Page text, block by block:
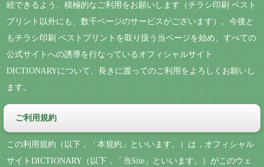
続できるよう、積極的なご利用をお願いします（チラシ印刷 ベスト
プリント以外にも、数千ページのサービスがございます）。今後と
もチラシ印刷 ベストプリントを取り扱う当ページを始め、すべての
公式サイトへの誘導を行なっているオフィシャルサイト
DICTIONARYについて、長きに渡ってのご利用をよろしくお願いし
ます。
ご利用規約
この利用規約（以下，「本規約」といいます。）は，オフィシャル
サイトDICTIONARY（以下，「当Site」といいます。）がこのウェ